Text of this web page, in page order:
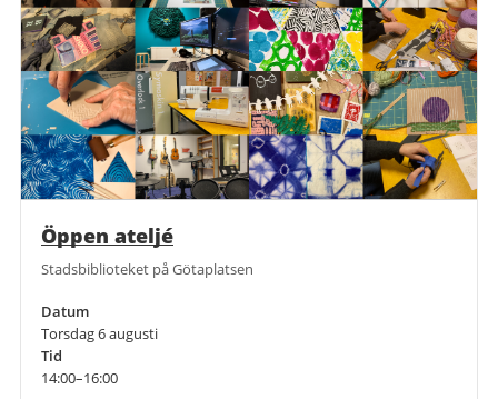
Öppen ateljé
Stadsbiblioteket på Götaplatsen
Datum
Torsdag 6 augusti
Tid
14:00–16:00